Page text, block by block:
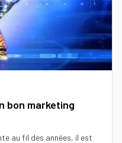
bon marketing
au fil des années, il est